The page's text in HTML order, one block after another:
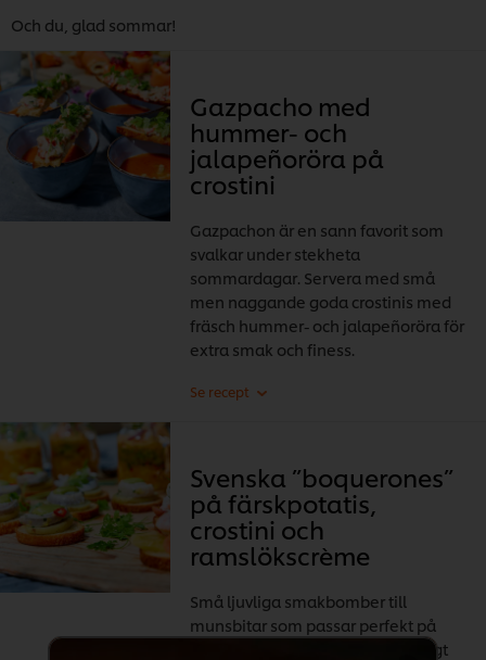
Och du, glad sommar!
Gazpacho med
hummer- och
jalapeñoröra på
crostini
Gazpachon är en sann favorit som
svalkar under stekheta
sommardagar. Servera med små
men naggande goda crostinis med
fräsch hummer- och jalapeñoröra för
extra smak och finess.
Svenska ”boquerones”
på färskpotatis,
crostini och
ramslökscrème
Små ljuvliga smakbomber till
munsbitar som passar perfekt på
vår- och sommarminglet! Ett riktigt